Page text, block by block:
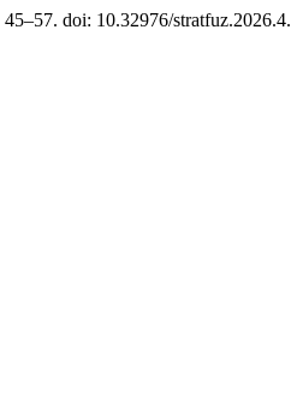
doi: 10.32976/stratfuz.2026.4.